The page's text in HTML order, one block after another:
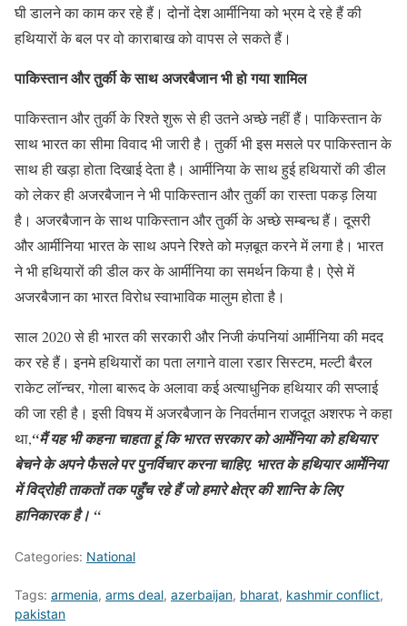
घी डालने का काम कर रहे हैं। दोनों देश आर्मीनिया को भ्रम दे रहे हैं की
हथियारों के बल पर वो काराबाख को वापस ले सकते हैं।
पाकिस्तान और तुर्की के साथ अजरबैजान भी हो गया शामिल
पाकिस्तान और तुर्की के रिश्ते शुरू से ही उतने अच्छे नहीं हैं। पाकिस्तान के
साथ भारत का सीमा विवाद भी जारी है। तुर्की भी इस मसले पर पाकिस्तान के
साथ ही खड़ा होता दिखाई देता है। आर्मीनिया के साथ हुई हथियारों की डील
को लेकर ही अजरबैजान ने भी पाकिस्तान और तुर्की का रास्ता पकड़ लिया
है। अजरबैजान के साथ पाकिस्तान और तुर्की के अच्छे सम्बन्ध हैं। दूसरी
और आर्मीनिया भारत के साथ अपने रिश्ते को मज़बूत करने में लगा है। भारत
ने भी हथियारों की डील कर के आर्मीनिया का समर्थन किया है। ऐसे में
अजरबैजान का भारत विरोध स्वाभाविक मालुम होता है।
साल 2020 से ही भारत की सरकारी और निजी कंपनियां आर्मीनिया की मदद
कर रहे हैं। इनमे हथियारों का पता लगाने वाला रडार सिस्टम, मल्टी बैरल
राकेट लॉन्चर, गोला बारूद के अलावा कई अत्याधुनिक हथियार की सप्लाई
की जा रही है। इसी विषय में अजरबैजान के निवर्तमान राजदूत अशरफ ने कहा
था,“मैं यह भी कहना चाहता हूं कि भारत सरकार को आर्मेनिया को हथियार
बेचने के अपने फैसले पर पुनर्विचार करना चाहिए. भारत के हथियार आर्मेनिया
में विद्रोही ताकतों तक पहुँच रहे हैं जो हमारे क्षेत्र की शान्ति के लिए
हानिकारक है। “
Categories: National
Tags: armenia, arms deal, azerbaijan, bharat, kashmir conflict,
pakistan